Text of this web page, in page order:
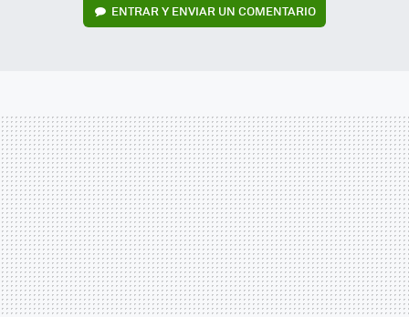
ENTRAR Y ENVIAR UN COMENTARIO